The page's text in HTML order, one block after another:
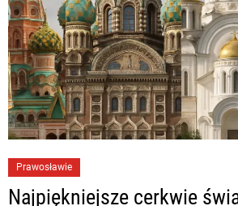
Prawosławie
Najpiękniejsze cerkwie